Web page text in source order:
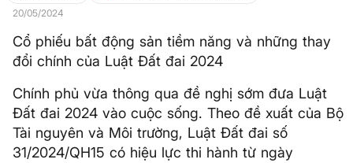
20/05/2024
Cổ phiếu bất động sản tiềm năng và những thay
đổi chính của Luật Đất đai 2024
Chính phủ vừa thông qua đề nghị sớm đưa Luật
Đất đai 2024 vào cuộc sống. Theo đề xuất của Bộ
Tài nguyên và Môi trường, Luật Đất đai số
31/2024/QH15 có hiệu lực thi hành từ ngày